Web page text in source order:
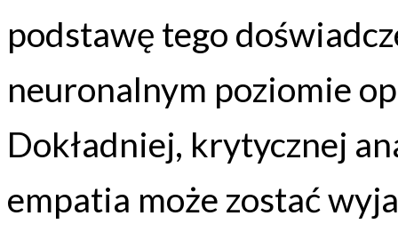
podstawę tego
neuronalnym poziomie
Dokładniej, krytycznej
empatia może zostać